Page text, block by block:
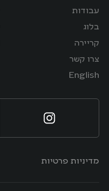
עבודות
בלוג
קריירה
צרו קשר
English
מדיניות פרטיות